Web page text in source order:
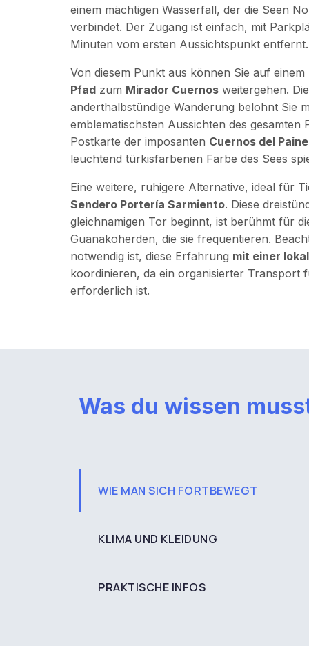
einem mächtigen Wasserfall, der die Seen
verbindet. Der Zugang ist einfach, mit
Minuten vom ersten Aussichtspunkt entfernt.
Von diesem Punkt aus können Sie auf einem
Pfad zum Mirador Cuernos weitergehen.
anderthalbstündige Wanderung belohnt Sie
emblematischsten Aussichten des gesamten
Postkarte der imposanten Cuernos del Paine
leuchtend türkisfarbenen Farbe des Sees
Eine weitere, ruhigere Alternative, ideal für
Sendero Portería Sarmiento. Diese
gleichnamigen Tor beginnt, ist berühmt für
Guanakoherden, die sie frequentieren.
notwendig ist, diese Erfahrung mit einer
koordinieren, da ein organisierter Transport
erforderlich ist.
Was du wissen
WIE MAN SICH FORTBEWEGT
KLIMA UND KLEIDUNG
PRAKTISCHE INFOS